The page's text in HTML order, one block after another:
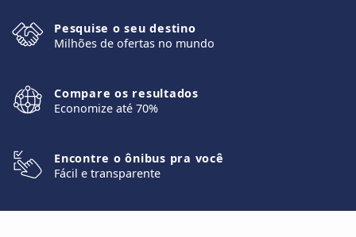
Pesquise o seu destino
Milhões de ofertas no mundo
Compare os resultados
Economize até 70%
Encontre o ônibus pra você
Fácil e transparente